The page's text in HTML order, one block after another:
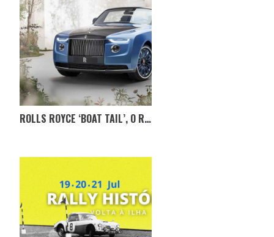
ROLLS ROYCE ‘BOAT TAIL’, O RR SEM LIMITE DE PREÇO